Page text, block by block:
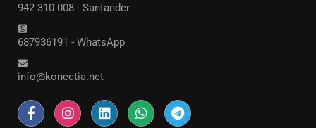
942 310 008 - Santander
687936191 - WhatsApp
info@konectia.net